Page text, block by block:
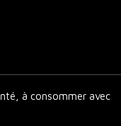
à consommer avec